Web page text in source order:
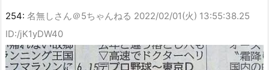
254: 名無しさん＠5ちゃんねる 2022/02/01(火) 13:55:38.25
ID:/jK1yDW40